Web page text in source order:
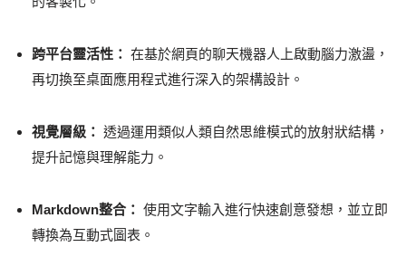
跨平台靈活性： 在基於網頁的聊天機器人上啟動腦力激盪，
再切換至桌面應用程式進行深入的架構設計。
視覺層級： 透過運用類似人類自然思維模式的放射狀結構，
提升記憶與理解能力。
Markdown整合： 使用文字輸入進行快速創意發想，並立即
轉換為互動式圖表。